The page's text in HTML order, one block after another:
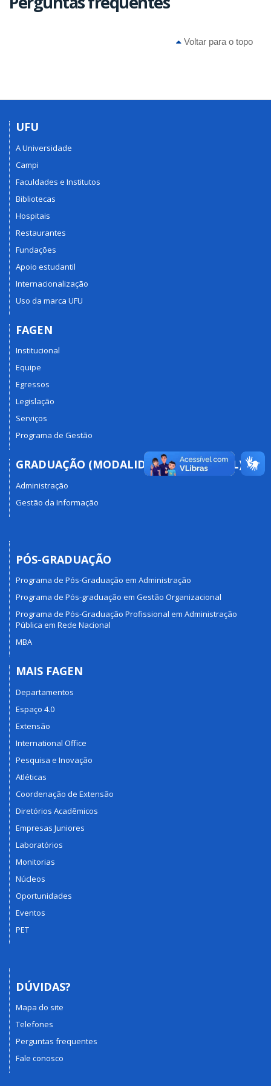
Voltar para o topo
UFU
A Universidade
Campi
Faculdades e Institutos
Bibliotecas
Hospitais
Restaurantes
Fundações
Apoio estudantil
Internacionalização
Uso da marca UFU
FAGEN
Institucional
Equipe
Egressos
Legislação
Serviços
Programa de Gestão
GRADUAÇÃO (MODALIDADE PRESENCIAL)
Administração
Gestão da Informação
PÓS-GRADUAÇÃO
Programa de Pós-Graduação em Administração
Programa de Pós-graduação em Gestão Organizacional
Programa de Pós-Graduação Profissional em Administração
Pública em Rede Nacional
MBA
MAIS FAGEN
Departamentos
Espaço 4.0
Extensão
International Office
Pesquisa e Inovação
Atléticas
Coordenação de Extensão
Diretórios Acadêmicos
Empresas Juniores
Laboratórios
Monitorias
Núcleos
Oportunidades
Eventos
PET
DÚVIDAS?
Mapa do site
Telefones
Perguntas frequentes
Fale conosco